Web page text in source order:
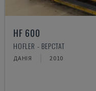
HF 600
HOFLER - ВЕРСТАТ
ДАНІЯ 2010